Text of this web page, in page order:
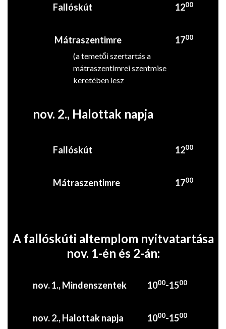
Fallóskút 1200
Mátraszentimre
(a temetői szertartás a
mátraszentimrei szentmise
keretében lesz
1700
nov. 2., Halottak napja
Fallóskút 1200
Mátraszentimre 1700
A fallóskúti altemplom nyitvatartása
nov. 1-én és 2-án:
nov. 1., Mindenszentek 1000-1500
nov. 2., Halottak napja 1000-1500